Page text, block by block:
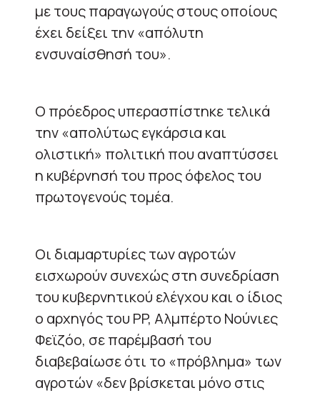
με τους παραγωγούς στους οποίους
έχει δείξει την «απόλυτη
ενσυναίσθησή του».
Ο πρόεδρος υπερασπίστηκε τελικά
την «απολύτως εγκάρσια και
ολιστική» πολιτική που αναπτύσσει
η κυβέρνησή του προς όφελος του
πρωτογενούς τομέα.
Οι διαμαρτυρίες των αγροτών
εισχωρούν συνεχώς στη συνεδρίαση
του κυβερνητικού ελέγχου και ο ίδιος
ο αρχηγός του PP, Aλμπέρτο Νούνιες
Φεϊζόο, σε παρέμβασή του
διαβεβαίωσε ότι το «πρόβλημα» των
αγροτών «δεν βρίσκεται μόνο στις